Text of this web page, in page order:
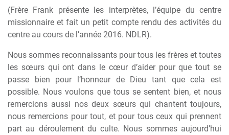
(Frère Frank présente les interprètes, l’équipe du centre
missionnaire et fait un petit compte rendu des activités du
centre au cours de l’année 2016. NDLR).
Nous sommes reconnaissants pour tous les frères et toutes
les sœurs qui ont dans le cœur d’aider pour que tout se
passe bien pour l’honneur de Dieu tant que cela est
possible. Nous voulons que tous se sentent bien, et nous
remercions aussi nos deux sœurs qui chantent toujours,
nous remercions pour tout, et pour tous ceux qui prennent
part au déroulement du culte. Nous sommes aujourd’hui